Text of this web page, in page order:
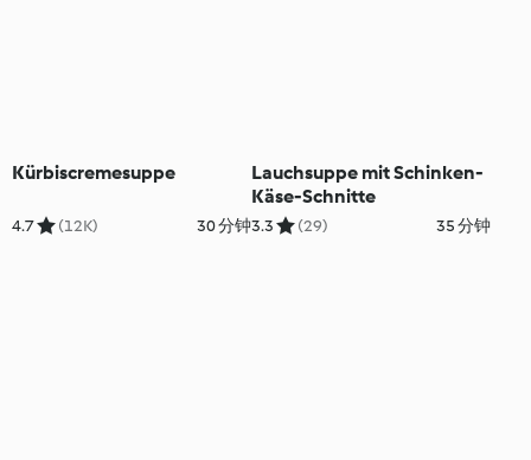
Kürbiscremesuppe
4.7 (12K) 30 分钟
Lauchsuppe mit Schinken-
Käse-Schnitte
3.3 (29) 35 分钟